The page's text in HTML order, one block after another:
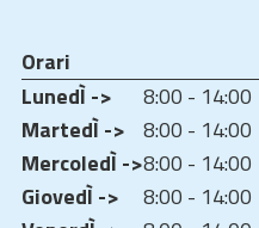
Orari
LunedÌ ->
8:00 - 14:00
MartedÌ -> 8:00 - 14:00
MercoledÌ ->8:00 - 14:00
GiovedÌ ->
8:00 - 14:00